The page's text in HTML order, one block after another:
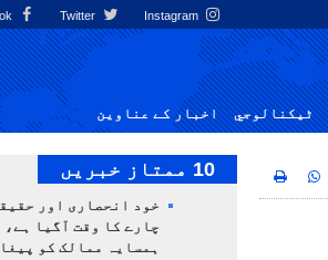
Instagram
ٹيكنالوجي اخبار کے عناوین
10 ممتاز خبریں
خود انحصاری اور
چارے کا وقت آگیا ہے،
ہمسایہ ممالک کو